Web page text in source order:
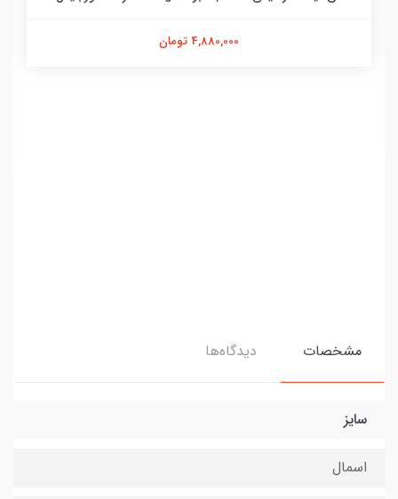
4,880,000 تومان
مشخصات دیدگاه‌ها
سایز
اسمال